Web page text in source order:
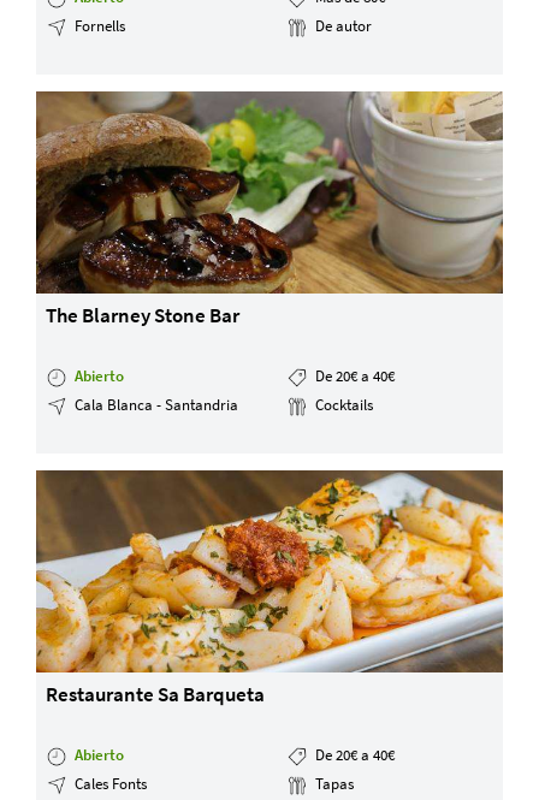
Fornells
De autor
The Blarney Stone Bar
Abierto
De 20€ a 40€
Cala Blanca - Santandria
Cocktails
Restaurante Sa Barqueta
Abierto
De 20€ a 40€
Cales Fonts
Tapas